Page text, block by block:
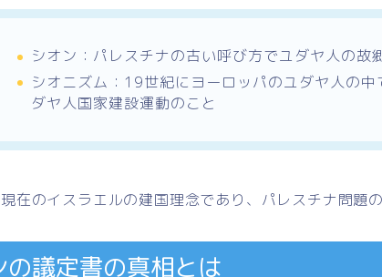
シオン：パレスチナの古い呼び方でユダヤ人の故
シオニズム：19世紀にヨーロッパのユダヤ人の中
ダヤ人国家建設運動のこと
在のイスラエルの建国理念であり、パレスチナ問題
の議定書の真相とは